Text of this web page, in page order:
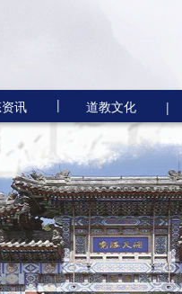
讯 道教文化
| |